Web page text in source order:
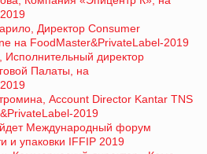
Директор Consumer
на FoodMaster&PrivateLabel-2019
директор
Палаты, на
Account Director Kantar TNS
2019
Международный форум
и упаковки IFFIP 2019